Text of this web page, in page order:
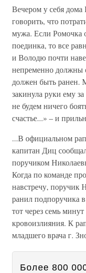
Вечером у себя
гово­рить, что
мужа. Если Ромочка
поединка, то все
и Володю почти
непременно должны
должен быть ранен.
закинула руки ему
не будем ничего
счастье...» – и
...В официальном
капитан Диц
поручиком
Когда по команде
навстречу, поручик
ранил подпоручика
тот через семь
кровоизлияния. К
младшего врача г.
Более 800